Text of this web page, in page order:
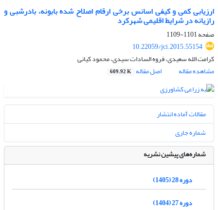
ارزیابی کمی و کیفی اسانس برخی ارقام اصلاح‌ شده بابونه، بادرشبی و
رازیانه در شرایط اقلیمی شهرکرد
صفحه1101-1109
10.22059/jci.2015.55154
کرامت الله سعیدی، فروه السادات سیدی، محمود کیانی
مشاهده مقاله
اصل مقاله 609.92 K
مقالات آماده انتشار
شماره جاری
شماره‌های پیشین نشریه
دوره 28 (1405)
دوره 27 (1404)